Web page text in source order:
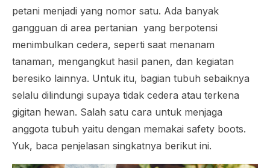
petani menjadi yang nomor satu. Ada banyak
gangguan di area pertanian yang berpotensi
menimbulkan cedera, seperti saat menanam
tanaman, mengangkut hasil panen, dan kegiatan
beresiko lainnya. Untuk itu, bagian tubuh sebaiknya
selalu dilindungi supaya tidak cedera atau terkena
gigitan hewan. Salah satu cara untuk menjaga
anggota tubuh yaitu dengan memakai safety boots.
Yuk, baca penjelasan singkatnya berikut ini.